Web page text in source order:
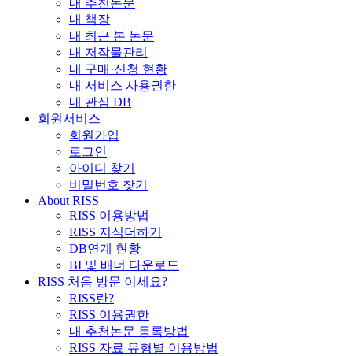
내 책장
내 최근 본 논문
내 저작물관리
내 구매·신청 현황
내 서비스 사용권한
내 관심 DB
회원서비스
회원가입
로그인
아이디 찾기
비밀번호 찾기
About RISS
RISS 이용방법
RISS 지식더하기
DB연계 현황
BI 및 배너 다운로드
RISS 처음 방문 이세요?
RISS란?
RISS 이용권한
내 추천논문 등록방법
RISS 자료 유형별 이용방법